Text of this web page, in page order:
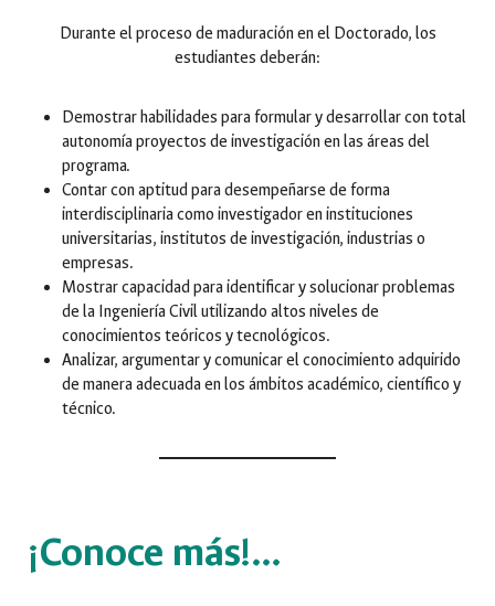
Durante el proceso de maduración en el Doctorado, los
estudiantes deberán:
Demostrar habilidades para formular y desarrollar con total
autonomía proyectos de investigación en las áreas del
programa.
Contar con aptitud para desempeñarse de forma
interdisciplinaria como investigador en instituciones
universitarias, institutos de investigación, industrias o
empresas.
Mostrar capacidad para identificar y solucionar problemas
de la Ingeniería Civil utilizando altos niveles de
conocimientos teóricos y tecnológicos.
Analizar, argumentar y comunicar el conocimiento adquirido
de manera adecuada en los ámbitos académico, científico y
técnico.
¡Conoce más!…